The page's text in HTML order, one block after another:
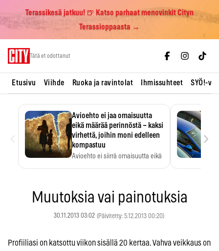
Terassikesä jatkuu! 🍺 Katso parhaat menovinkit Cityn
Terassioppaasta →
Tätä et odottanut
Etusivu Viihde Ruoka ja ravintolat Ihmissuhteet SYÖ!-
Avioehto ei jaa omaisuutta
eikä määrää perinnöstä – kaksi
virhettä, joihin moni edelleen
kompastuu
Avioehto ei siirrä omaisuutta eikä
›
Muutoksia vai painotuksia
30.11.2013 03:02 (Päivitetty: 5.12.2013 00:20)
Profiiliasi on katsottu viikon sisällä 20 kertaa. Vahva veikkaus on